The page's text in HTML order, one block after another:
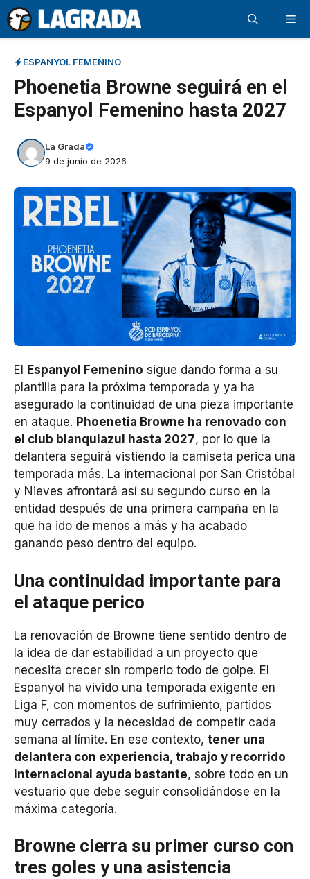
Saltar
al
contenido
ESPANYOL FEMENINO
Phoenetia Browne seguirá en el
Espanyol Femenino hasta 2027
La Grada
9 de junio de 2026
El Espanyol Femenino sigue dando forma a su
plantilla para la próxima temporada y ya ha
asegurado la continuidad de una pieza importante
en ataque. Phoenetia Browne ha renovado con
el club blanquiazul hasta 2027, por lo que la
delantera seguirá vistiendo la camiseta perica una
temporada más. La internacional por San Cristóbal
y Nieves afrontará así su segundo curso en la
entidad después de una primera campaña en la
que ha ido de menos a más y ha acabado
ganando peso dentro del equipo.
Una continuidad importante para
el ataque perico
La renovación de Browne tiene sentido dentro de
la idea de dar estabilidad a un proyecto que
necesita crecer sin romperlo todo de golpe. El
Espanyol ha vivido una temporada exigente en
Liga F, con momentos de sufrimiento, partidos
muy cerrados y la necesidad de competir cada
semana al límite. En ese contexto, tener una
delantera con experiencia, trabajo y recorrido
internacional ayuda bastante, sobre todo en un
vestuario que debe seguir consolidándose en la
máxima categoría.
Browne cierra su primer curso con
tres goles y una asistencia